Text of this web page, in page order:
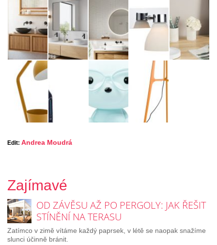
Edit: Andrea Moudrá
Zajímavé
OD ZÁVĚSU AŽ PO PERGOLY: JAK ŘEŠIT
STÍNĚNÍ NA TERASU
Zatímco v zimě vítáme každý paprsek, v létě se naopak snažíme
slunci účinně bránit.